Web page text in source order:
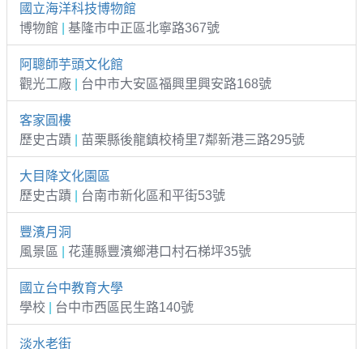
國立海洋科技博物館
博物館
基隆市中正區北寧路367號
阿聰師芋頭文化館
觀光工廠
台中市大安區福興里興安路168號
客家圓樓
歷史古蹟
苗栗縣後龍鎮校椅里7鄰新港三路295號
大目降文化園區
歷史古蹟
台南市新化區和平街53號
豐濱月洞
風景區
花蓮縣豐濱鄉港口村石梯坪35號
國立台中教育大學
學校
台中市西區民生路140號
淡水老街